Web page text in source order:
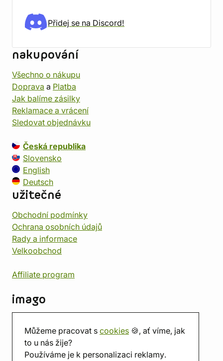
Můžeme pracovat s cookies 🍪, ať víme, jak
to u nás žije?
Používáme je k personalizaci reklamy.
Přidej se na Discord!
nakupování
Všechno o nákupu
Doprava a Platba
Jak balíme zásilky
Reklamace a vrácení
Sledovat objednávku
Česká republika
Slovensko
English
Deutsch
užitečné
Obchodní podmínky
Ochrana osobních údajů
Rady a informace
Velkoobchod
Affiliate program
imago
Prodejna
Herna
O nás